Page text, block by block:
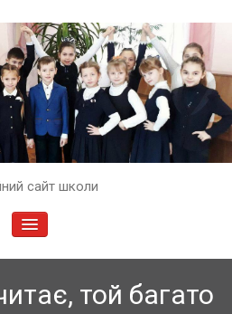
сайт школи
TOGGLE
той багато